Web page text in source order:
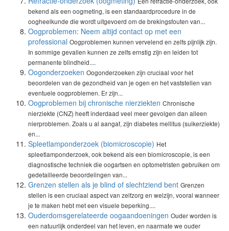
bekend als een oogmeting, is een standaardprocedure in de
oogheelkunde die wordt uitgevoerd om de brekingsfouten van...
Oogproblemen: Neem altijd contact op met een
professional Oogproblemen kunnen vervelend en zelfs pijnlijk zijn.
In sommige gevallen kunnen ze zelfs ernstig zijn en leiden tot
permanente blindheid....
Oogonderzoeken Oogonderzoeken zijn cruciaal voor het
beoordelen van de gezondheid van je ogen en het vaststellen van
eventuele oogproblemen. Er zijn...
Oogproblemen bij chronische nierziekten Chronische
nierziekte (CNZ) heeft inderdaad veel meer gevolgen dan alleen
nierproblemen. Zoals u al aangaf, zijn diabetes mellitus (suikerziekte)
en...
Spleetlamponderzoek (biomicroscopie) Het
spleetlamponderzoek, ook bekend als een biomicroscopie, is een
diagnostische techniek die oogartsen en optometristen gebruiken om
gedetailleerde beoordelingen van...
Grenzen stellen als je blind of slechtziend bent Grenzen
stellen is een cruciaal aspect van zelfzorg en welzijn, vooral wanneer
je te maken hebt met een visuele beperking....
Ouderdomsgerelateerde oogaandoeningen Ouder worden is
een natuurlijk onderdeel van het leven, en naarmate we ouder